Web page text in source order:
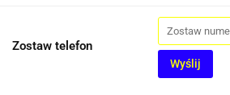
Zostaw telefon
Wyślij